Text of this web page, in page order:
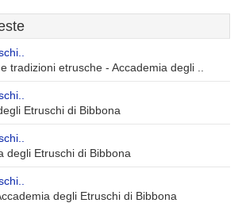
tradizioni etrusche - Accademia degli ..
Etruschi di Bibbona
degli Etruschi di Bibbona
degli Etruschi di Bibbona